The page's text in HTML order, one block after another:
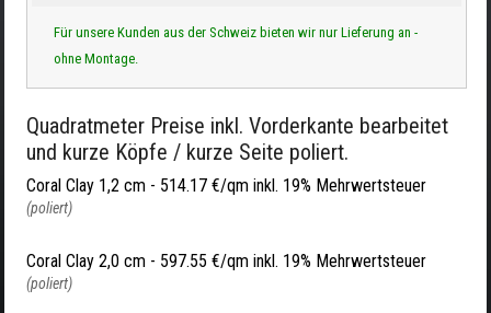
Für unsere Kunden aus der Schweiz bieten wir nur Lieferung an -
ohne Montage.
Quadratmeter Preise inkl. Vorderkante bearbeitet
und kurze Köpfe / kurze Seite poliert.
Coral Clay 1,2 cm - 514.17 €/qm inkl. 19% Mehrwertsteuer
(poliert)
Coral Clay 2,0 cm - 597.55 €/qm inkl. 19% Mehrwertsteuer
(poliert)